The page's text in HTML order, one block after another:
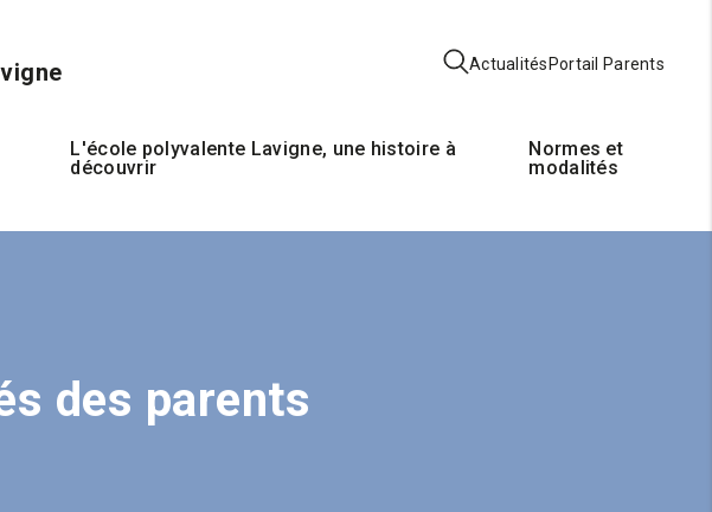
Actualités Portail Parents
L'école polyvalente Lavigne, une histoire à
découvrir
Normes et
modalités
des parents